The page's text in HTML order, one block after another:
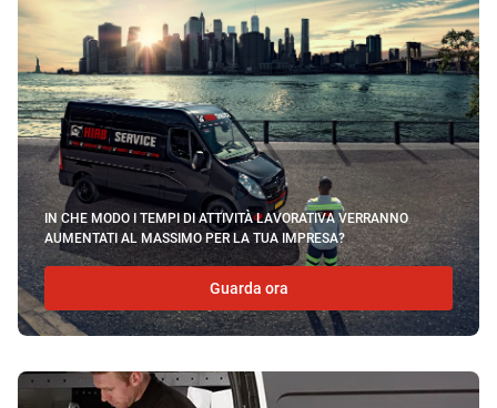
IN CHE MODO I TEMPI DI ATTIVITÀ LAVORATIVA VERRANNO
AUMENTATI AL MASSIMO PER LA TUA IMPRESA?
Guarda ora